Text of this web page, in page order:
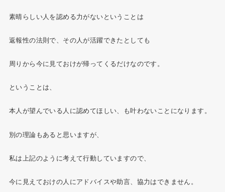
素晴らしい人を認める力がないということは
返報性の法則で、その人が活躍できたとしても
周りから今に見ておけが帰ってくるだけなのです。
ということは、
本人が望んでいる人に認めてほしい、も叶わないことになります。
別の理論もあると思いますが、
私は上記のように考えて行動していますので、
今に見えておけの人にアドバイスや助言、協力はできません。